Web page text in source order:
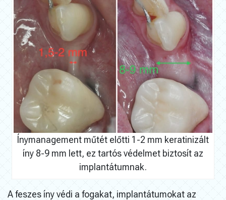
Ínymanagement műtét előtti 1-2 mm keratinizált
íny 8-9 mm lett, ez tartós védelmet biztosít az
implantátumnak.
A feszes íny védi a fogakat, implantátumokat az